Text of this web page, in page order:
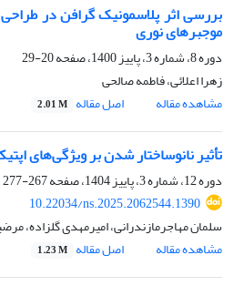
بررسی اثر پلاسمونیک گرافن در
موجبرهای نوری
دوره 8، شماره 3، پاییز 1400، صفحه
20-29
زهرا اعلائی، فاطمه صالحی
مشاهده مقاله
اصل مقاله 2.01 M
تأثیر نانوساختار شدن بر ویژگی‌های
دوره 12، شماره 3، پاییز 1404، صفحه
267-277
10.22034/ns.2025.2062544.1390
سلمان مهاجرمازندرانی، امیرمهدی گلزاده،
مشاهده مقاله
اصل مقاله 1.23 M